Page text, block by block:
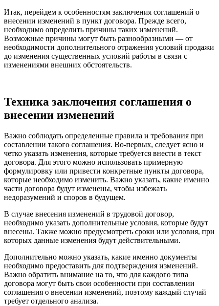
Итак, перейдем к особенностям заключения соглашений о
внесении изменений в пункт договора. Прежде всего,
необходимо определить причины таких изменений.
Возможные причины могут быть разнообразными — от
необходимости дополнительного отражения условий продажи
до изменения существенных условий работы в связи с
изменениями внешних обстоятельств.
Техника заключения соглашения о
внесении изменений
Важно соблюдать определенные правила и требования при
составлении такого соглашения. Во-первых, следует ясно и
четко указать изменения, которые требуется внести в текст
договора. Для этого можно использовать примерную
формулировку или привести конкретные пункты договора,
которые необходимо изменить. Важно указать, какие именно
части договора будут изменены, чтобы избежать
недоразумений и споров в будущем.
В случае внесения изменений в трудовой договор,
необходимо указать дополнительные условия, которые будут
внесены. Также можно предусмотреть сроки или условия, при
которых данные изменения будут действительными.
Дополнительно можно указать, какие именно документы
необходимо предоставить для подтверждения изменений.
Важно обратить внимание на то, что для каждого типа
договора могут быть свои особенности при составлении
соглашения о внесении изменений, поэтому каждый случай
требует отдельного анализа.